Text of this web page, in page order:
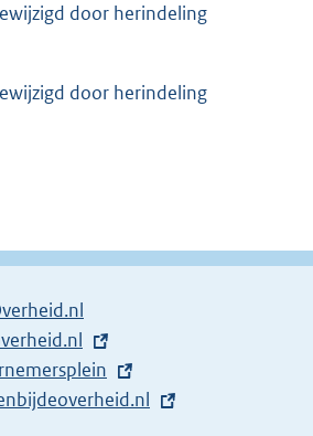
door herindeling
door herindeling